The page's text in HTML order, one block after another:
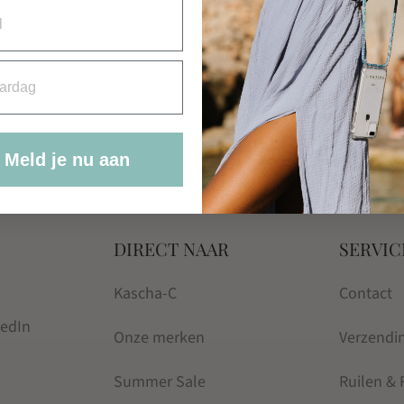
DIRECT NAAR
Kascha-C
Onze merken
Summer Sale
Contact
Ruilen &
Meld je nu aan